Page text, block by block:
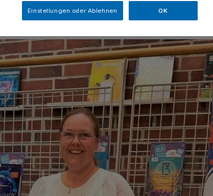
Einstellungen oder Ablehnen OK